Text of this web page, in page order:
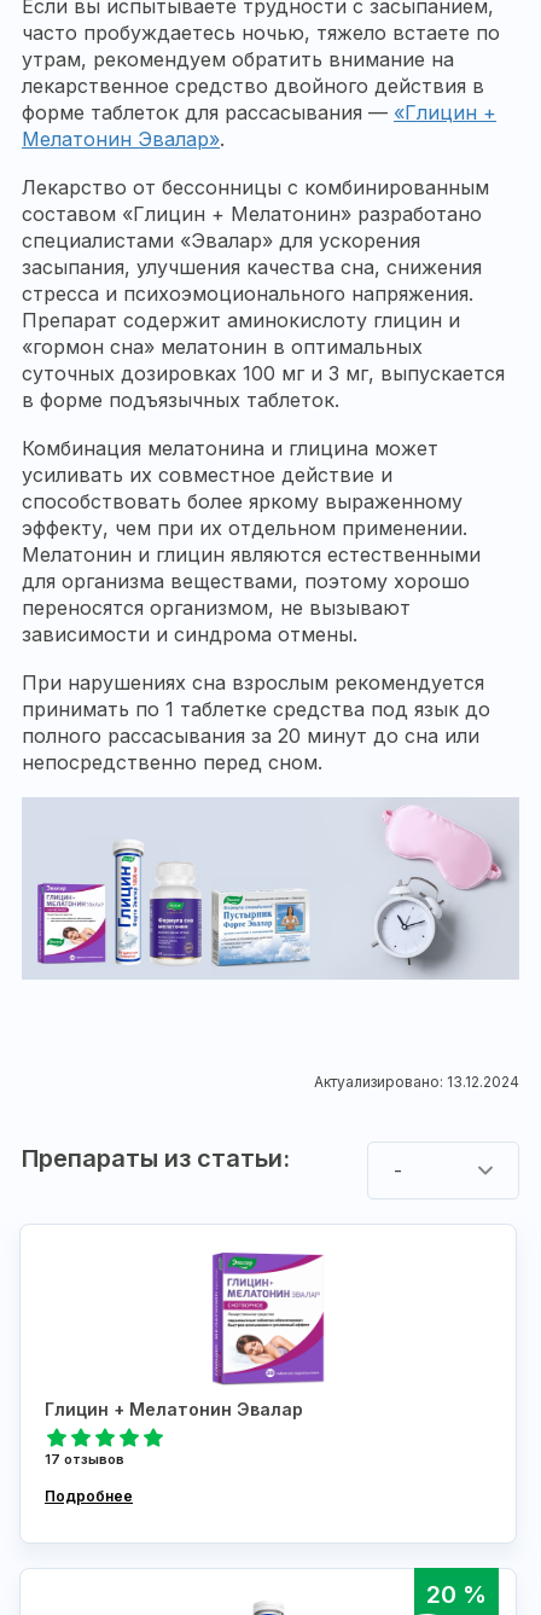
Если вы испытываете трудности с засыпанием,
часто пробуждаетесь ночью, тяжело встаете по
утрам, рекомендуем обратить внимание на
лекарственное средство двойного действия в
форме таблеток для рассасывания — «Глицин +
Мелатонин Эвалар».
Лекарство от бессонницы с комбинированным
составом «Глицин + Мелатонин» разработано
специалистами «Эвалар» для ускорения
засыпания, улучшения качества сна, снижения
стресса и психоэмоционального напряжения.
Препарат содержит аминокислоту глицин и
«гормон сна» мелатонин в оптимальных
суточных дозировках 100 мг и 3 мг, выпускается
в форме подъязычных таблеток.
Комбинация мелатонина и глицина может
усиливать их совместное действие и
способствовать более яркому выраженному
эффекту, чем при их отдельном применении.
Мелатонин и глицин являются естественными
для организма веществами, поэтому хорошо
переносятся организмом, не вызывают
зависимости и синдрома отмены.
При нарушениях сна взрослым рекомендуется
принимать по 1 таблетке средства под язык до
полного рассасывания за 20 минут до сна или
непосредственно перед сном.
Актуализировано: 13.12.2024
Препараты из статьи: -
Глицин + Мелатонин Эвалар
17 отзывов
Подробнее
20 %